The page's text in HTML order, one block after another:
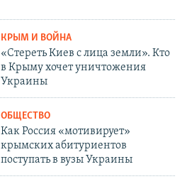
КРЫМ И ВОЙНА
«Стереть Киев с лица земли». Кто
в Крыму хочет уничтожения
Украины
ОБЩЕСТВО
Как Россия «мотивирует»
крымских абитуриентов
поступать в вузы Украины